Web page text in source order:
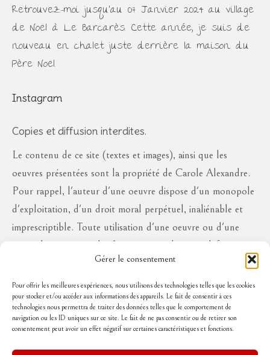
Gérer le consentement
Pour offrir les meilleures expériences, nous utilisons des technologies telles que les cookies
pour stocker et/ou accéder aux informations des appareils. Le fait de consentir à ces
technologies nous permettra de traiter des données telles que le comportement de
navigation ou les ID uniques sur ce site. Le fait de ne pas consentir ou de retirer son
consentement peut avoir un effet négatif sur certaines caractéristiques et fonctions.
Retrouvez-moi jusqu'au 07 Janvier 2024 au village
de Noël à Le Barcarès. Cette année, je suis de
nouveau en chalet juste derrière la maison du
Père Noël.
Instagram
Copies et diffusion interdites.
Le contenu de ce site (textes et images), ainsi que les
oeuvres présentées sont la propriété de Carole Alexandre.
Pour rappel, l'auteur d'une oeuvre dispose d'un monopole
d'exploitation, d'un droit moral perpétuel, inaliénable et
imprescriptible. Toute utilisation d'une oeuvre ou d'une
partie des oeuvres à des fins commerciales ou à défaut en
diffusion publique, sous quelque forme que ce soit, est
interdite sans l'autorisation de l'auteur, aux risques de se
voir réclamer des dommages et intérêts..
Suivez-moi